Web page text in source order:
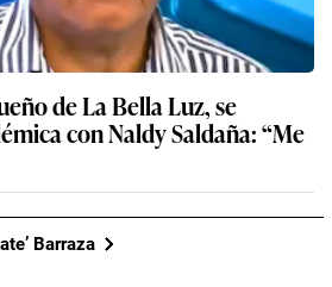
de La Bella Luz, se
con Naldy Saldaña: “Me
Barraza